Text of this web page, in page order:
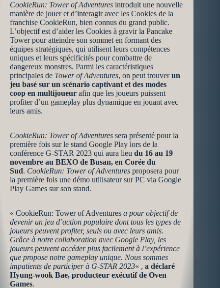
CookieRun: Tower of Adventures introduit une nouvelle
manière de jouer et d’interagir avec les Cookies de la
franchise CookieRun, bien connus du grand public.
L’objectif est d’aider les Cookies à gravir la Pancake
Tower pour atteindre son sommet en formant des
équipes stratégiques, qui utilisent leurs compétences
uniques et leurs spécificités pour combattre de
dangereux monstres. Parmi les caractéristiques
principales de Tower of Adventures, on peut trouverun
jeu basé sur un scénario captivant et des modes
coop en multijoueur afin que les joueurs puissent
profiter d’un gameplay plus dynamique en jouant avec
leurs amis.
CookieRun: Tower of Adventures sera présenté pour la
première fois sur le stand Google Play lors de la
conférence G-STAR 2023 qui aura lieu du 16 au 19
novembre au BEXO de Busan, en Corée du
Sud. CookieRun: Tower of Adventures proposera pour
la première fois une démo utilisateur sur PC via Google
Play Games sur son stand.
« CookieRun: Tower of Adventures a pour objectif de
devenir un jeu d’action populaire dont tous les types de
joueurs peuvent profiter, seuls ou avec leurs amis.
Grâce à notre collaboration avec Google Play, les
joueurs peuvent accéder plus facilement à l’expérience
que propose notre gameplay unique. Nous sommes
impatients de participer à G-STAR 2023« , a déclaré
Hyung-wook Bae, producteur exécutif de Oven
Games.